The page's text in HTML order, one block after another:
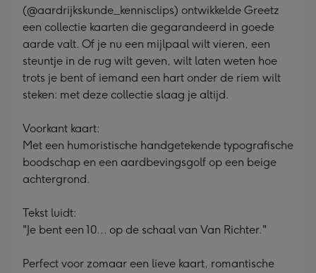
(@aardrijkskunde_kennisclips) ontwikkelde Greetz
een collectie kaarten die gegarandeerd in goede
aarde valt. Of je nu een mijlpaal wilt vieren, een
steuntje in de rug wilt geven, wilt laten weten hoe
trots je bent of iemand een hart onder de riem wilt
steken: met deze collectie slaag je altijd.
Voorkant kaart:
Met een humoristische handgetekende typografische
boodschap en een aardbevingsgolf op een beige
achtergrond.
Tekst luidt:
"Je bent een 10... op de schaal van Van Richter."
Perfect voor zomaar een lieve kaart, romantische